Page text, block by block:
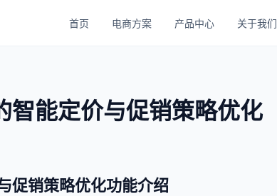
首页 电商方案 产品中心 关于我们
智能定价与促销策略优化
促销策略优化功能介绍